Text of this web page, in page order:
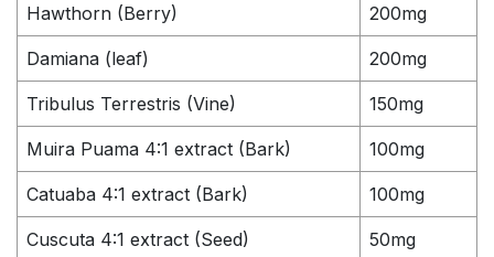
Hawthorn (Berry) 200mg
Damiana (leaf) 200mg
Tribulus Terrestris (Vine) 150mg
Muira Puama 4:1 extract (Bark) 100mg
Catuaba 4:1 extract (Bark) 100mg
Cuscuta 4:1 extract (Seed) 50mg